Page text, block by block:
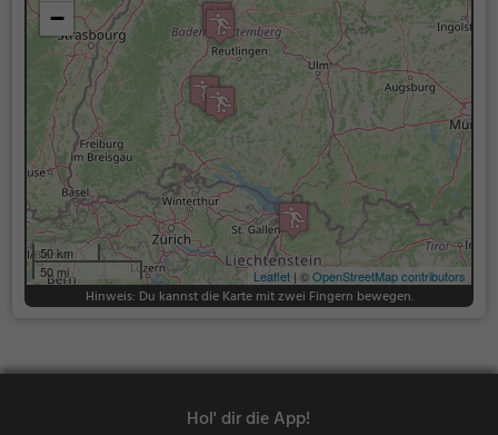
−
50 km
50 mi
Leaflet | ©OpenStreetMap contributors
Hinweis: Du kannst die Karte mit zwei Fingern bewegen.
Hol' dir die App!